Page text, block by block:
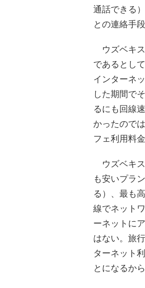
通話できる
との連絡手
ウズベキス
であるとし
インターネ
した期間で
るにも回線
かったので
フェ利用料
ウズベキス
も安いプラ
る）、最も
線でネット
ーネットに
はない。旅
ターネット
とになるから